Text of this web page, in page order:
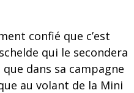
confié que c’est
qui le secondera
dans sa campagne
au volant de la Mini